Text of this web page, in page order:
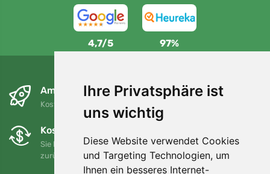
Ihre Privatsphäre ist
uns wichtig
Diese Website verwendet Cookies
und Targeting Technologien, um
Ihnen ein besseres Internet-
4,7/5 97%
Am nächsten Tag und kostenlos
Kostenloser Versand für Bestellungen über 80 EUR
Kostenloser Umtausch und Rückgabe
Sie können Ihre Bestellung jederzeit innerhalb von 90 Tagen
zurückgeben oder umtauschen.